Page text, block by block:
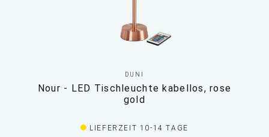
DUNI
Nour - LED Tischleuchte kabellos, rose
gold
LIEFERZEIT 10-14 TAGE